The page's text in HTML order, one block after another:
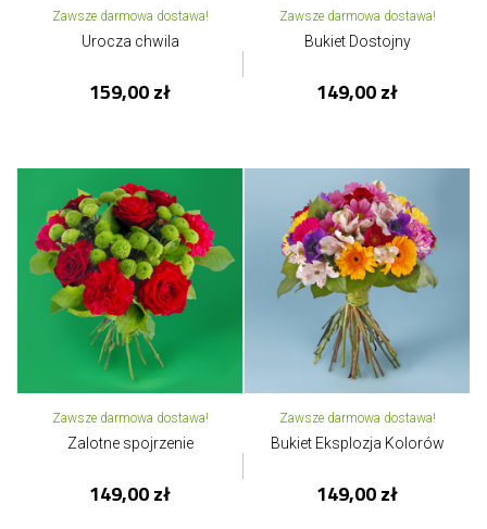
Zawsze darmowa dostawa!
Urocza chwila
159,00 zł
Zawsze darmowa dostawa!
Bukiet Dostojny
149,00 zł
Zawsze darmowa dostawa!
Zalotne spojrzenie
149,00 zł
Zawsze darmowa dostawa!
Bukiet Eksplozja Kolorów
149,00 zł